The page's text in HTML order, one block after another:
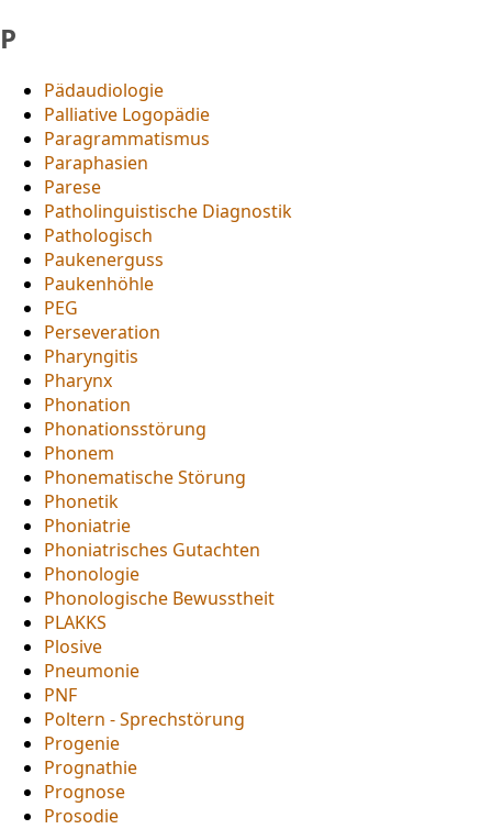
P
Pädaudiologie
Palliative Logopädie
Paragrammatismus
Paraphasien
Parese
Patholinguistische Diagnostik
Pathologisch
Paukenerguss
Paukenhöhle
PEG
Perseveration
Pharyngitis
Pharynx
Phonation
Phonationsstörung
Phonem
Phonematische Störung
Phonetik
Phoniatrie
Phoniatrisches Gutachten
Phonologie
Phonologische Bewusstheit
PLAKKS
Plosive
Pneumonie
PNF
Poltern - Sprechstörung
Progenie
Prognathie
Prognose
Prosodie